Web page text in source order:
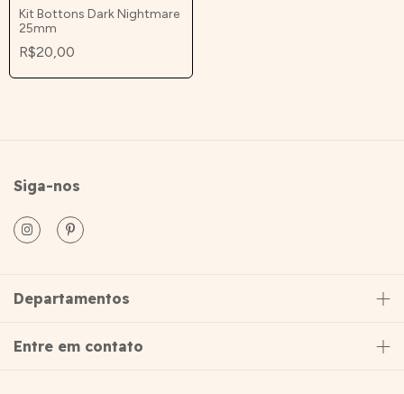
Kit Bottons Dark Nightmare
25mm
R$20,00
Siga-nos
Departamentos
Entre em contato